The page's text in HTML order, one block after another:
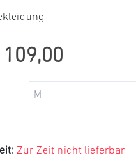
109,00
Zur Zeit nicht lieferbar